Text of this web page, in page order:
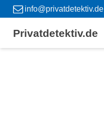
info@privatdetektiv.de
Privatdetektiv.de